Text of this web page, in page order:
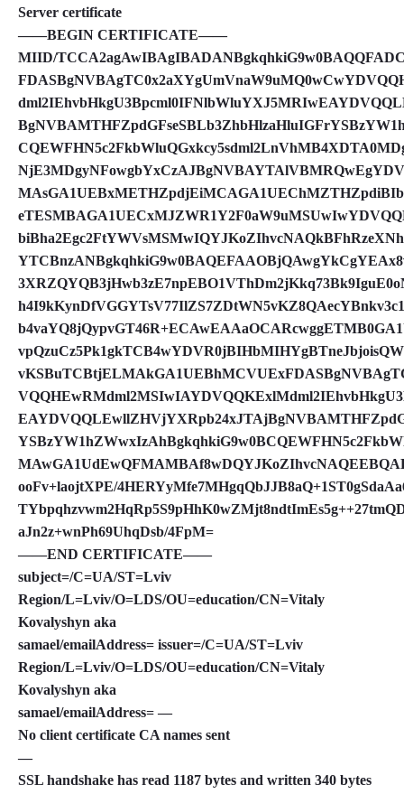
Server certificate
——BEGIN CERTIFICATE——
MIID/
ooFv+laojtXPE/
aJn2z+wnPh69UhqDsb/4FpM=
——END CERTIFICATE——
subject=/C=UA/ST=Lviv
Region/L=Lviv/O=LDS/OU=education/CN=Vitaly
Kovalyshyn aka
samael/emailAddress= issuer=/C=UA/ST=Lviv
Region/L=Lviv/O=LDS/OU=education/CN=Vitaly
Kovalyshyn aka
samael/emailAddress= —
No client certificate CA names sent
—
SSL handshake has read 1187 bytes and written 340 bytes